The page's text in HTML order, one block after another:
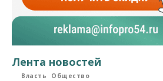
Лента новостей
Власть Общество